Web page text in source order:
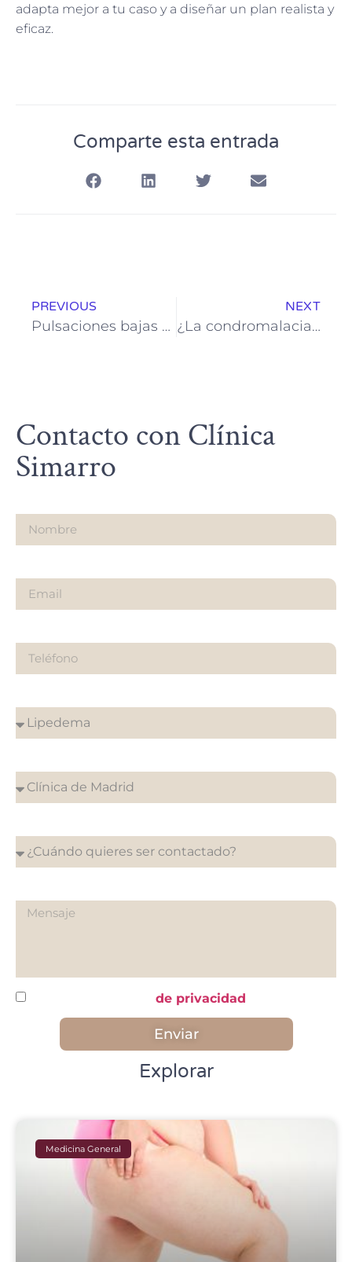
adapta mejor a tu caso y a diseñar un plan realista y
eficaz.
Comparte esta entrada
PREVIOUS
Pulsaciones bajas y cansancio: señales que no debes ignorar
NEXT
¿La condromalacia rotuliana se cura? Tratamientos actuales y pronóstico
Contacto con Clínica
Simarro
de privacidad
Enviar
Explorar
Medicina General